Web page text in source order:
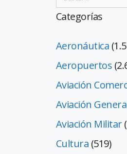
Categorías
Aeronáutica
Aeropuertos
Aviación
Aviación
Aviación Militar
Cultura (519)